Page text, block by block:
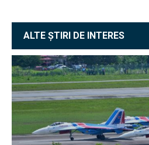
ALTE ȘTIRI DE INTERES